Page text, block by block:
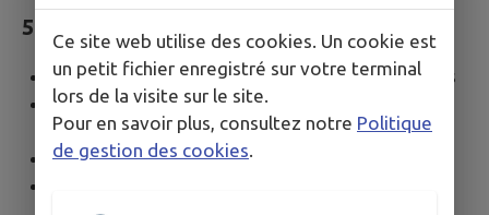
5ème Adjoint Animation et Culture
Organisation des fêtes officielles et cérémonies
Gestion duFoyer culturel,
médiathèque
Relation avec lesassociations culturelles
Ce site web utilise des cookies. Un cookie est
un petit fichier enregistré sur votre terminal
lors de la visite sur le site.
Pour en savoir plus, consultez notre Politique
de gestion des cookies